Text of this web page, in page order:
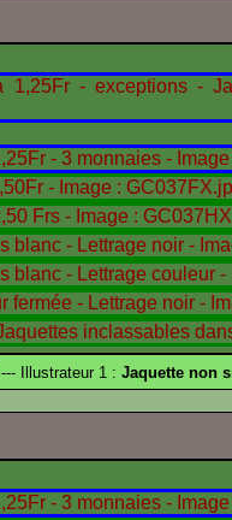
--- Illustrateur 1 : Jaquette non